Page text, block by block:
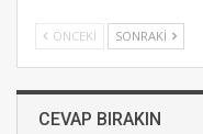
ÖNCEKI SONRAKI
CEVAP BIRAKIN